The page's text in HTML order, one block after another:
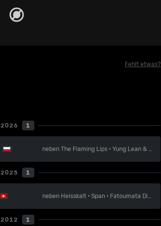
Fehlt etwas?
2026 1
nebenThe Flaming Lips ·Yung Lean & Bladee
2025 1
neben Heisskalt ·Span · Fatoumata Diawara
2012 1